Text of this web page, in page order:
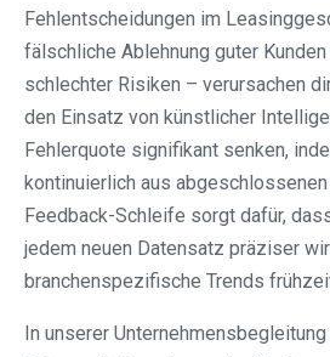
Fehlentscheidungen im
fälschliche Ablehnung guter
schlechter Risiken – verursachen
den Einsatz von künstlicher
Fehlerquote signifikant senken,
kontinuierlich aus
Feedback-Schleife sorgt dafür,
jedem neuen Datensatz präziser
branchenspezifische Trends
In unserer